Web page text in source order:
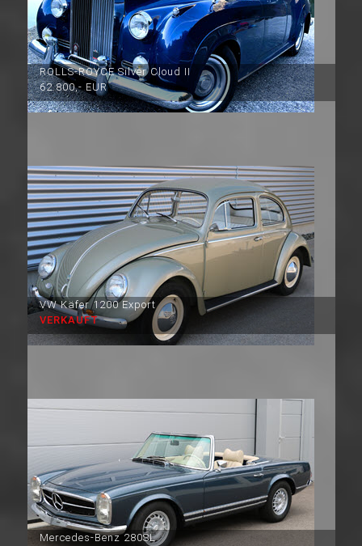
ROLLS-ROYCE Silver Cloud II
62.800,- EUR
VW Käfer 1200 Export
VERKAUFT
Mercedes-Benz 280SL